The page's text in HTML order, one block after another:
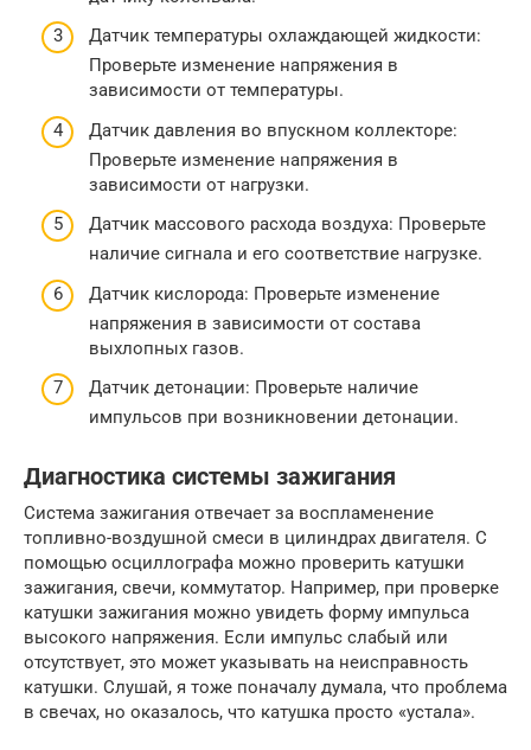
Датчик температуры охлаждающей жидкости:
Проверьте изменение напряжения в
зависимости от температуры.
Датчик давления во впускном коллекторе:
Проверьте изменение напряжения в
зависимости от нагрузки.
Датчик массового расхода воздуха: Проверьте
наличие сигнала и его соответствие нагрузке.
Датчик кислорода: Проверьте изменение
напряжения в зависимости от состава
выхлопных газов.
Датчик детонации: Проверьте наличие
импульсов при возникновении детонации.
Диагностика системы зажигания
Система зажигания отвечает за воспламенение
топливно-воздушной смеси в цилиндрах двигателя. С
помощью осциллографа можно проверить катушки
зажигания, свечи, коммутатор. Например, при проверке
катушки зажигания можно увидеть форму импульса
высокого напряжения. Если импульс слабый или
отсутствует, это может указывать на неисправность
катушки. Слушай, я тоже поначалу думала, что проблема
в свечах, но оказалось, что катушка просто «устала».